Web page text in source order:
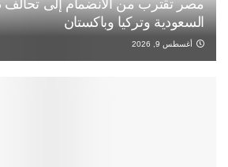
مصر تقترب من الانضمام إلى
السعودية وتركيا وباكستان
أغسطس 9, 2026